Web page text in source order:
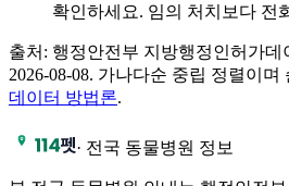
확인하세요. 임의 처치보다 전
출처: 행정안전부 지방행정인허가데
2026-08-08. 가나다순 중립 정렬이며
데이터 방법론.
· 전국 동물병원 정보